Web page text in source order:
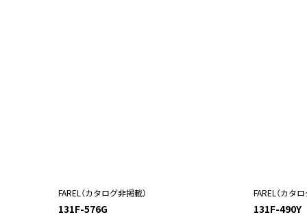
FAREL（カタログ非掲載）
131F-576G
FAREL（カタ
131F-490Y